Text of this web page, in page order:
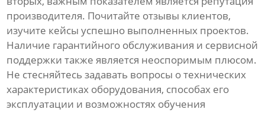
производителя. Почитайте отзывы клиентов,
изучите кейсы успешно выполненных проектов.
Наличие гарантийного обслуживания и сервисной
поддержки также является неоспоримым плюсом.
Не стесняйтесь задавать вопросы о технических
характеристиках оборудования, способах его
эксплуатации и возможностях обучения